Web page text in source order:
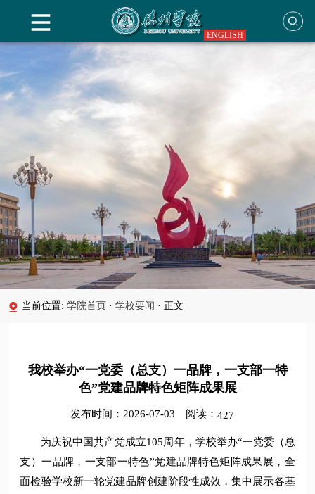
ENGLISH
当前位置:学院首页 · 学校要闻 · 正文
我校举办“一党委（总支）一品牌，一支部一特
色”党建品牌特色矩阵成果展
发布时间：2026-07-03 阅读： 427
为庆祝中国共产党成立105周年，学校举办“一党委（总
支）一品牌，一支部一特色”党建品牌特色矩阵成果展，全
面检验学校新一轮党建品牌创建阶段性成效，集中展示各基